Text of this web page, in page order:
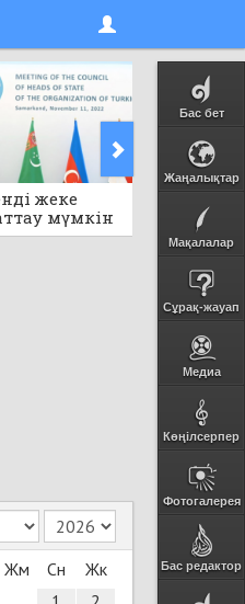
Бас бет
Жаңалықтар
Мақалалар
Сұрақ-жауап
Медиа
Көңілсерпер
Фотогалерея
Бас редактор
жеке
мүмкін
Кеше 0
Жм Сн
Жк